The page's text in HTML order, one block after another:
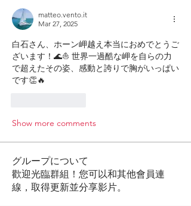
matteo.vento.it
Mar 27, 2025
白石さん、ホーン岬越え本当におめでとうご
ざいます！🌊⛵️ 世界一過酷な岬を自らの力
で超えたその姿、感動と誇りで胸がいっぱい
です👏🔥
Show more comments
グループについて
歡迎光臨群組！您可以和其他會員連
線，取得更新並分享影片。